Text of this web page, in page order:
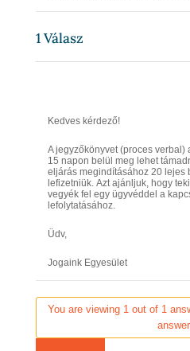
1Válasz
Kedves kérdező!
A jegyzőkönyvet (proces verbal)
15 napon belül meg lehet
eljárás megindításához 20 lejes
lefizetniük. Azt ajánljuk, hogy
vegyék fel egy ügyvéddel a
lefolytatásához.
Üdv,
Jogaink Egyesület
You are viewing 1 out of 1